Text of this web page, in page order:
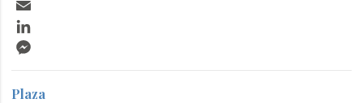
Plaza